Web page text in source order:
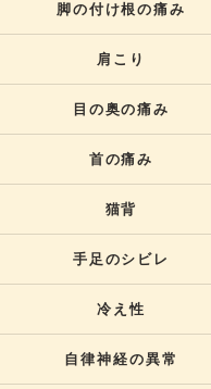
脚の付け根の痛み
肩こり
目の奥の痛み
首の痛み
猫背
手足のシビレ
冷え性
自律神経の異常